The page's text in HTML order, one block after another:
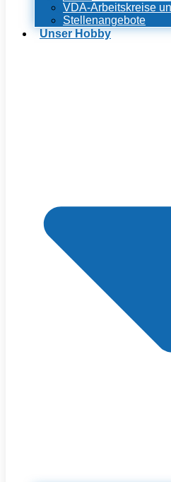
VDA-Arbeitskreise
Stellenangebote
Unser Hobby